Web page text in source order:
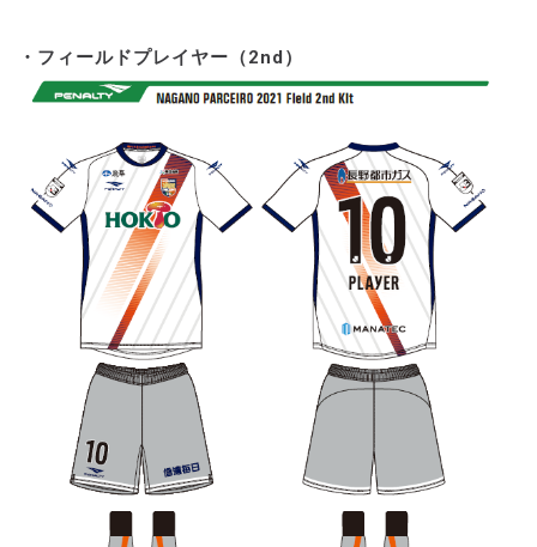
・フィールドプレイヤー（2nd）